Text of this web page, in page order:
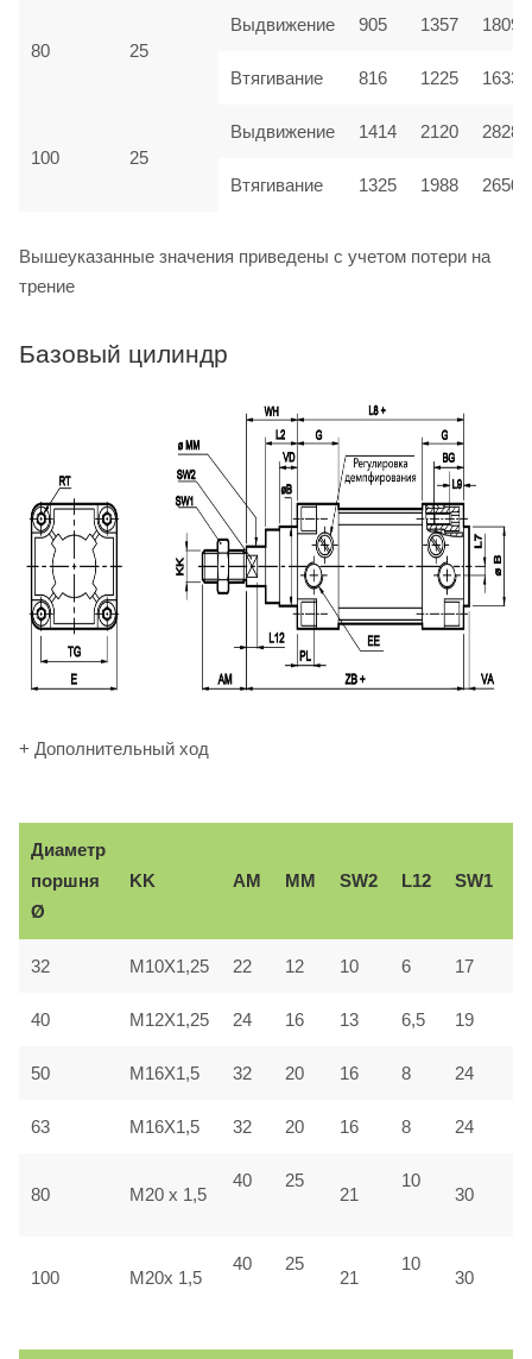
80 25
Выдвижение 905 1357 1809
Втягивание 816 1225 1633
100 25
Выдвижение 1414 2120 2828
Втягивание 1325 1988 2650
Вышеуказанные значения приведены с учетом потери на
трение
Базовый цилиндр
+ Дополнительный ход
Диаметр
поршня
Ø
KK AM ММ SW2 L12 SW1
32 M10X1,25 22 12 10 6 17
40 M12X1,25 24 16 13 6,5 19
50 M16X1,5 32 20 16 8 24
63 M16X1,5 32 20 16 8 24
80 M20 x 1,5
40 25
21
10
30
100 M20x 1,5
40 25
21
10
30